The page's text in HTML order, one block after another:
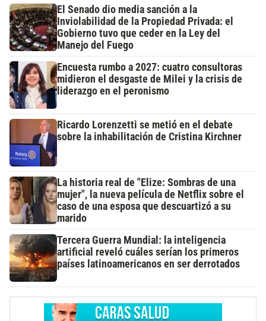
El Senado dio media sanción a la
Inviolabilidad de la Propiedad Privada: el
Gobierno tuvo que ceder en la Ley del
Manejo del Fuego
Encuesta rumbo a 2027: cuatro consultoras
midieron el desgaste de Milei y la crisis de
liderazgo en el peronismo
Ricardo Lorenzetti se metió en el debate
sobre la inhabilitación de Cristina Kirchner
La historia real de "Elize: Sombras de una
mujer", la nueva película de Netflix sobre el
caso de una esposa que descuartizó a su
marido
Tercera Guerra Mundial: la inteligencia
artificial reveló cuáles serían los primeros
países latinoamericanos en ser derrotados